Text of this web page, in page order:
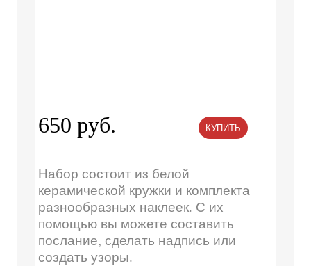
650 руб. КУПИТЬ
Набор состоит из белой
керамической кружки и комплекта
разнообразных наклеек. С их
помощью вы можете составить
послание, сделать надпись или
создать узоры.